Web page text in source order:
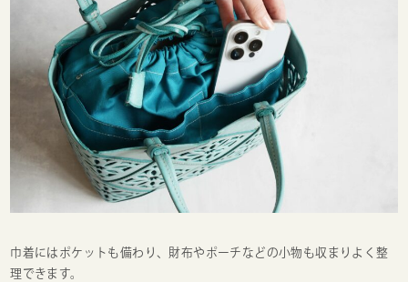
巾着にはポケットも備わり、財布やポーチなどの小物も収まりよく整
理できます。